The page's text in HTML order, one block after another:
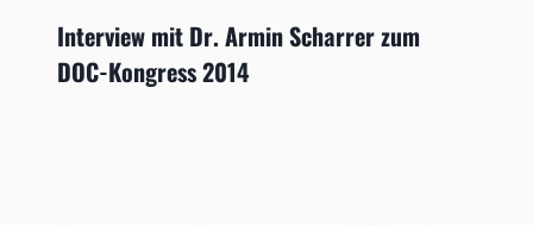
Interview mit Dr. Armin Scharrer zum
DOC-Kongress 2014